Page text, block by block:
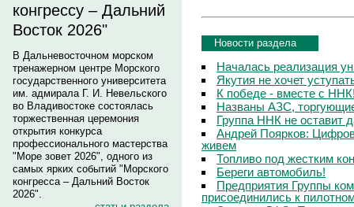
конгрессу – Дальний
Восток 2026"
В Дальневосточном морском
тренажерном центре Морского
государственного университета
им. адмирала Г. И. Невельского
во Владивостоке состоялась
торжественная церемония
открытия конкурса
профессионального мастерства
"Море зовет 2026", одного из
самых ярких событий "Морского
конгресса – Дальний Восток
2026".
Новости раздела
Началась реализация
Якутия не хочет
К победе - вместе с
Названы АЗС,
Группа ННК не оставит
Андрей Поярков:
живем
Топливо под жестким
Береги автомобиль!
Предприятия Группы
присоединились к